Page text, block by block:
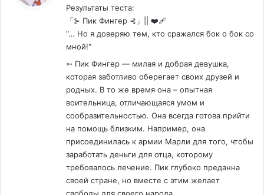
Результаты теста:
「⊱ Пик Фингер ⊰」|| ❤️‍🩹
“… Но я доверяю тем, кто сражался бок о бок со
мной!“
➳ Пик Фингер — милая и добрая девушка,
которая заботливо оберегает своих друзей и
родных. В то же время она – опытная
воительница, отличающаяся умом и
сообразительностью. Она всегда готова прийти
на помощь близким. Например, она
присоединилась к армии Марли для того, чтобы
заработать деньги для отца, которому
требовалось лечение. Пик глубоко преданна
своей стране, но вместе с этим желает